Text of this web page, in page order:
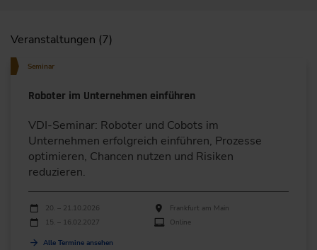
Veranstaltungen (7)
Seminar
Roboter im Unternehmen einführen
VDI-Seminar: Roboter und Cobots im
Unternehmen erfolgreich einführen, Prozesse
optimieren, Chancen nutzen und Risiken
reduzieren.
Durchführungen
Veranstaltungsdatum Veranstaltungsort
20. – 21.10.2026
Frankfurt am Main
15. – 16.02.2027
Online
Alle Termine ansehen